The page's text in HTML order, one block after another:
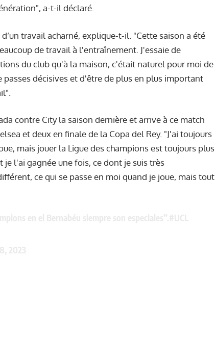
a-t-il déclaré.
travail acharné, explique-t-il. "Cette saison a été
de travail à l'entraînement. J'essaie de
du club qu'à la maison, c'était naturel pour moi de
décisives et d'être de plus en plus important
contre City la saison dernière et arrive à ce match
et deux en finale de la Copa del Rey. "J'ai toujours
mais jouer la Ligue des champions est toujours plus
l'ai gagnée une fois, ce dont je suis très
ce qui se passe en moi quand je joue, mais tout